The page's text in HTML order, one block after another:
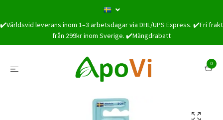
✔️Världsvid leverans inom 1–3 arbetsdagar via DHL/UPS Express. ✔️Fri frakt
från 299kr inom Sverige. ✔️Mängdrabatt
0